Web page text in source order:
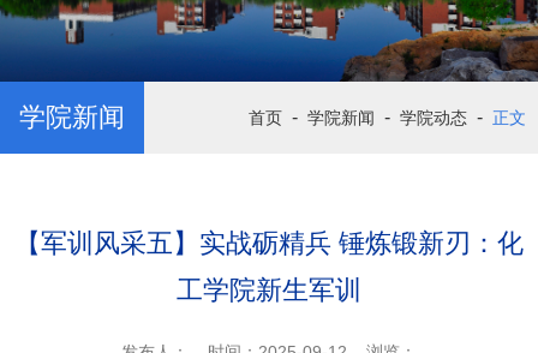
学院新闻 首页 - 学院新闻 - 学院动态 - 正文
【军训风采五】实战砺精兵 锤炼锻新刃：化
工学院新生军训